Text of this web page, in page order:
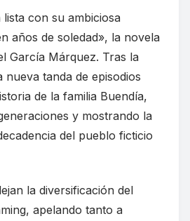
con su ambiciosa
años de soledad», la novela
García Márquez. Tras la
nueva tanda de episodios
de la familia Buendía,
y mostrando la
del pueblo ficticio
la diversificación del
apelando tanto a